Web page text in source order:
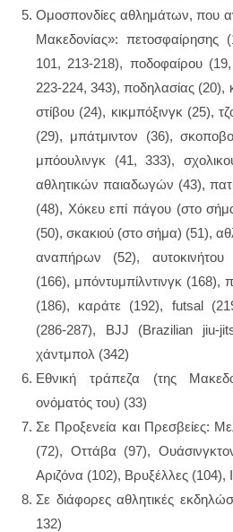
Ομοσπονδίες αθλημάτων, που
Μακεδονίας»: πετοσφαίρησης
101, 213-218), ποδοφαίρου
223-224, 343), ποδηλασίας (20),
στίβου (24), κικμπόξινγκ (25),
(29), μπάτμιντον (36),
μπόουλινγκ (41, 333),
αθλητικών παιαδωγών (43),
(48), Χόκευ επί πάγου (στο
(50), σκακιού (στο σήμα) (51),
αναπήρων (52), αυτοκινήτου
(166), μπόντυμπίλντινγκ (168),
(186), καράτε (192), futsal
(286-287), BJJ (Brazilian jiu-
χάντμπολ (342)
Εθνική τράπεζα (της
ονόματός του) (33)
Σε Προξενεία και Πρεσβείες:
(72), Οττάβα (97),
Αριζόνα (102), Βρυξέλλες (104),
Σε διάφορες αθλητικές
132)